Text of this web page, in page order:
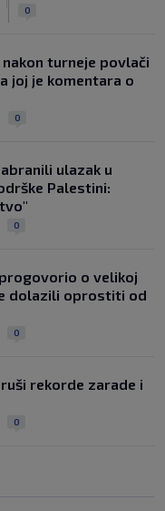
0
nakon turneje povlači
joj je komentara o
0
ulazak u
Palestini:
0
o velikoj
dolazili oprostiti od
0
rekorde zarade i
0